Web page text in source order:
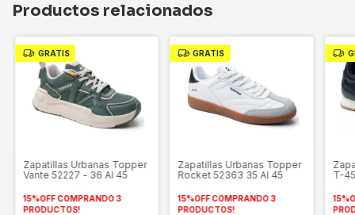
Productos relacionados
GRATIS
Zapatillas Urbanas Topper
Vante 52227 - 36 Al 45
15%OFF COMPRANDO 3
PRODUCTOS!
GRATIS
Zapatillas Urbanas Topper
Rocket 52363 35 Al 45
15%OFF COMPRANDO 3
PRODUCTOS!
T-